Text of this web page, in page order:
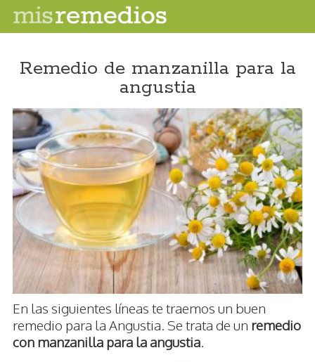
Remedio de manzanilla para la
angustia
En las siguientes líneas te traemos un buen
remedio para la Angustia. Se trata de un remedio
con manzanilla para la angustia